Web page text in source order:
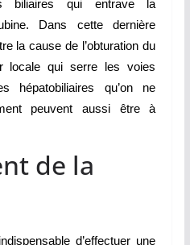
biliaires qui entrave la
Dans cette dernière
la cause de l’obturation du
locale qui serre les voies
hépatobiliaires qu’on ne
peuvent aussi être à
de la
d’effectuer une